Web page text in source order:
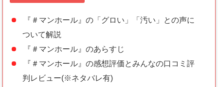
『＃マンホール』の「グロい」「汚い」との声に
ついて解説
『＃マンホール』のあらすじ
『＃マンホール』の感想評価とみんなの口コミ評
判レビュー(※ネタバレ有)